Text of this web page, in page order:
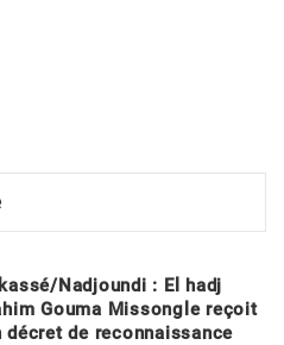
Nadjoundi : El hadj
Gouma Missongle reçoit
décret de reconnaissance